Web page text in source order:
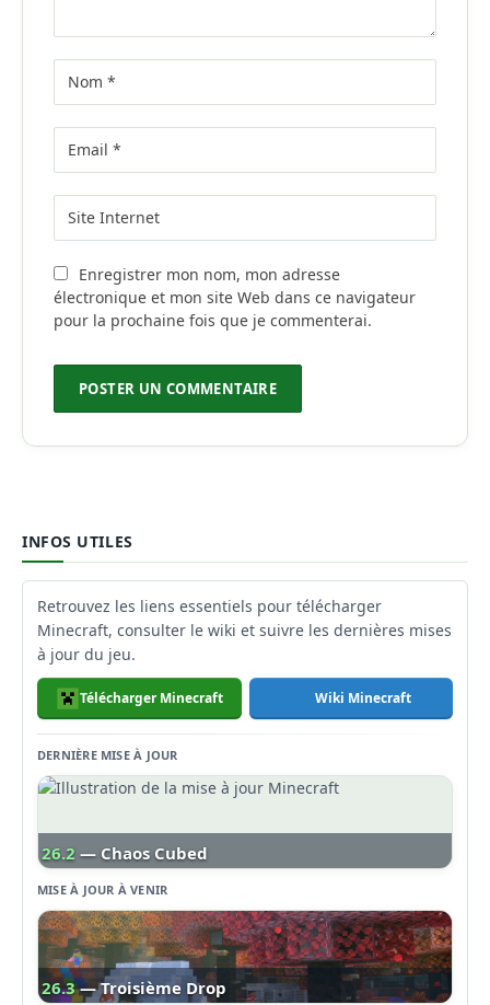
Enregistrer mon nom, mon adresse
électronique et mon site Web dans ce navigateur
pour la prochaine fois que je commenterai.
INFOS UTILES
Retrouvez les liens essentiels pour télécharger
Minecraft, consulter le wiki et suivre les dernières mises
à jour du jeu.
Télécharger Minecraft Wiki Minecraft
DERNIÈRE MISE À JOUR
26.2 — Chaos Cubed
MISE À JOUR À VENIR
26.3 — Troisième Drop